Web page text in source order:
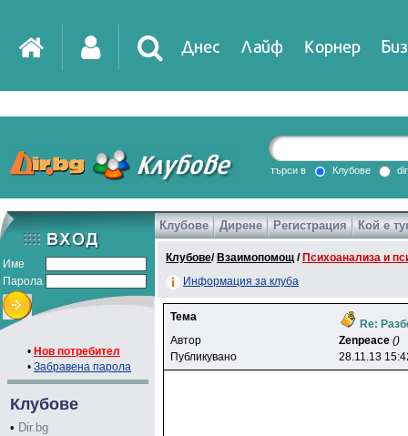
Днес Лайф Корнер
DirTV Impressio
Games
търси в Клубове
Име
Парола
• Нов потребител
• Забравена парола
Клубове
• Dir.bg
Клубове Дирене Регистрация Кой е
Клубове/ Взаимопомощ / Психоанализа и
Информация за клуба
Тема
Re:
Автор
Zenpeace ()
Публикувано
28.11.13